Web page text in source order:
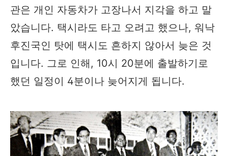
관은 개인 자동차가 고장나서 지각을 하고 말
았습니다. 택시라도 타고 오려고 했으나, 워낙
후진국인 탓에 택시도 흔하지 않아서 늦은 것
입니다. 그로 인해, 10시 20분에 출발하기로
했던 일정이 4분이나 늦어지게 됩니다.